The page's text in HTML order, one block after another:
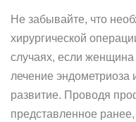
Не забывайте, что
хирургической
случаях, если женщина
лечение эндометриоза
развитие. Проводя
представленное